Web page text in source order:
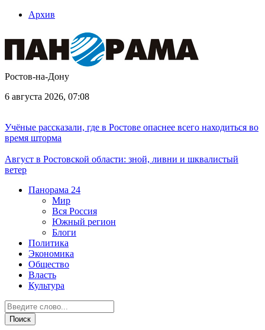
Архив
Ростов-на-Дону
6 августа 2026, 07:08
Учёные рассказали, где в Ростове опаснее всего находиться во
время шторма
Август в Ростовской области: зной, ливни и шквалистый
ветер
Панорама 24
Мир
Вся Россия
Южный регион
Блоги
Политика
Экономика
Общество
Власть
Культура